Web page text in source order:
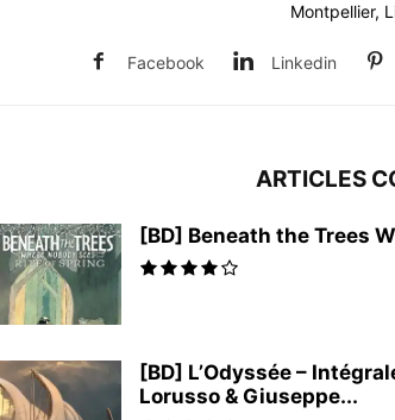
Montpellier,
Facebook Linkedin
ARTICLES
[BD] Beneath the Trees
[BD] L’Odyssée –
Lorusso & Giuseppe...